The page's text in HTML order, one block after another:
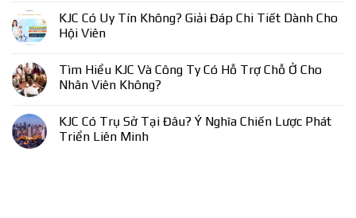
KJC Có Uy Tín Không? Giải Đáp Chi Tiết Dành Cho
Hội Viên
Tìm Hiểu KJC Và Công Ty Có Hỗ Trợ Chỗ Ở Cho
Nhân Viên Không?
KJC Có Trụ Sở Tại Đâu? Ý Nghĩa Chiến Lược Phát
Triển Liên Minh